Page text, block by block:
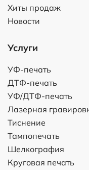
Хиты продаж
Новости
Услуги
УФ-печать
ДТФ-печать
УФ/ДТФ-печать
Лазерная
Тиснение
Тампопечать
Шелкография
Круговая печать